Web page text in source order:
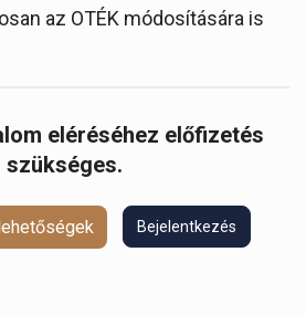
az OTÉK módosítására is
eléréséhez előfizetés
szükséges.
Bejelentkezés